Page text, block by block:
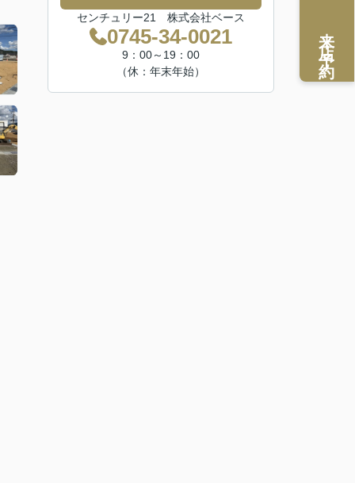
センチュリー21 株式会社ベース
0745-34-0021
9：00～19：00
（休：年末年始）
来店予約